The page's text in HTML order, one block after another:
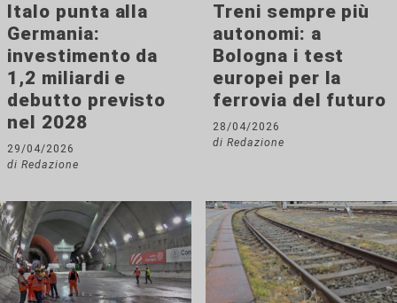
Italo punta alla
Germania:
investimento da
1,2 miliardi e
debutto previsto
nel 2028
29/04/2026
di Redazione
Treni sempre più
autonomi: a
Bologna i test
europei per la
ferrovia del futuro
28/04/2026
di Redazione